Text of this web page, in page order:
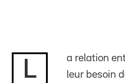
L
a relation
leur besoin